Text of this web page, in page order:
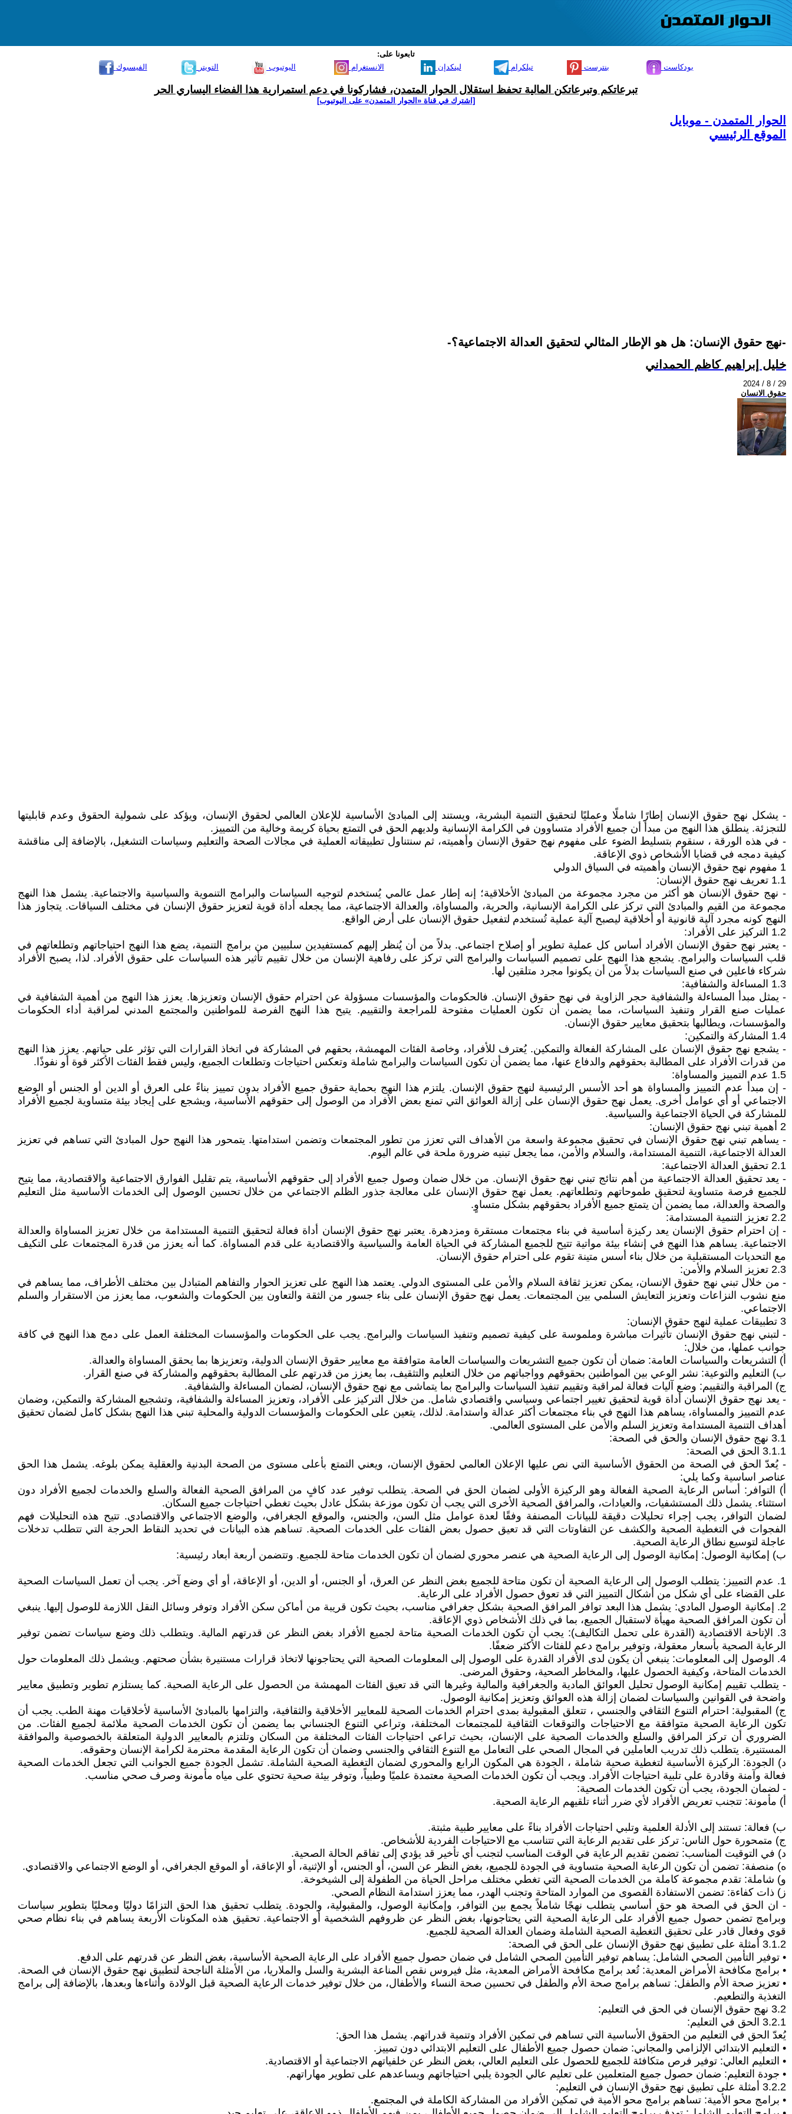
تابعونا على:
الفيسبوك
التويتر اليوتيوب الانستغرام لينكدإن تيلكرام بنترست بودكاست
تبرعاتكم وتبرعاتكن المالية تحفظ استقلال الحوار المتمدن، فشاركونا في دعم استمرارية هذا الفضاء اليساري الحر
[اشترك في قناة ‫«الحوار المتمدن» على اليوتيوب]
الحوار المتمدن - موبايل
الموقع الرئيسي
-نهج حقوق الإنسان: هل هو الإطار المثالي لتحقيق العدالة الاجتماعية؟-
خليل إبراهيم كاظم الحمداني
2024 / 8 / 29
حقوق الانسان
- يشكل نهج حقوق الإنسان إطارًا شاملًا وعمليًا لتحقيق التنمية البشرية، ويستند إلى المبادئ الأساسية للإعلان العالمي لحقوق الإنسان، ويؤكد على شمولية الحقوق وعدم قابليتها
للتجزئة. ينطلق هذا النهج من مبدأ أن جميع الأفراد متساوون في الكرامة الإنسانية ولديهم الحق في التمتع بحياة كريمة وخالية من التمييز.
- في هذه الورقة ، سنقوم بتسليط الضوء على مفهوم نهج حقوق الإنسان وأهميته، ثم سنتناول تطبيقاته العملية في مجالات الصحة والتعليم وسياسات التشغيل، بالإضافة إلى مناقشة
كيفية دمجه في قضايا الأشخاص ذوي الإعاقة.
1 مفهوم نهج حقوق الإنسان وأهميته في السياق الدولي
1.1 تعريف نهج حقوق الإنسان:
- نهج حقوق الإنسان هو أكثر من مجرد مجموعة من المبادئ الأخلاقية؛ إنه إطار عمل عالمي يُستخدم لتوجيه السياسات والبرامج التنموية والسياسية والاجتماعية. يشمل هذا النهج
مجموعة من القيم والمبادئ التي تركز على الكرامة الإنسانية، والحرية، والمساواة، والعدالة الاجتماعية، مما يجعله أداة قوية لتعزيز حقوق الإنسان في مختلف السياقات. يتجاوز هذا
النهج كونه مجرد آلية قانونية أو أخلاقية ليصبح آلية عملية تُستخدم لتفعيل حقوق الإنسان على أرض الواقع.
1.2 التركيز على الأفراد:
- يعتبر نهج حقوق الإنسان الأفراد أساس كل عملية تطوير أو إصلاح اجتماعي. بدلاً من أن يُنظر إليهم كمستفيدين سلبيين من برامج التنمية، يضع هذا النهج احتياجاتهم وتطلعاتهم في
قلب السياسات والبرامج. يشجع هذا النهج على تصميم السياسات والبرامج التي تركز على رفاهية الإنسان من خلال تقييم تأثير هذه السياسات على حقوق الأفراد. لذا، يصبح الأفراد
شركاء فاعلين في صنع السياسات بدلاً من أن يكونوا مجرد متلقين لها.
1.3 المساءلة والشفافية:
- يمثل مبدأ المساءلة والشفافية حجر الزاوية في نهج حقوق الإنسان. فالحكومات والمؤسسات مسؤولة عن احترام حقوق الإنسان وتعزيزها. يعزز هذا النهج من أهمية الشفافية في
عمليات صنع القرار وتنفيذ السياسات، مما يضمن أن تكون العمليات مفتوحة للمراجعة والتقييم. يتيح هذا النهج الفرصة للمواطنين والمجتمع المدني لمراقبة أداء الحكومات
والمؤسسات، ويطالبها بتحقيق معايير حقوق الإنسان.
1.4 المشاركة والتمكين:
- يشجع نهج حقوق الإنسان على المشاركة الفعالة والتمكين. يُعترف للأفراد، وخاصة الفئات المهمشة، بحقهم في المشاركة في اتخاذ القرارات التي تؤثر على حياتهم. يعزز هذا النهج
من قدرات الأفراد على المطالبة بحقوقهم والدفاع عنها، مما يضمن أن تكون السياسات والبرامج شاملة وتعكس احتياجات وتطلعات الجميع، وليس فقط الفئات الأكثر قوة أو نفوذًا.
1.5 عدم التمييز والمساواة:
- إن مبدأ عدم التمييز والمساواة هو أحد الأسس الرئيسية لنهج حقوق الإنسان. يلتزم هذا النهج بحماية حقوق جميع الأفراد بدون تمييز بناءً على العرق أو الدين أو الجنس أو الوضع
الاجتماعي أو أي عوامل أخرى. يعمل نهج حقوق الإنسان على إزالة العوائق التي تمنع بعض الأفراد من الوصول إلى حقوقهم الأساسية، ويشجع على إيجاد بيئة متساوية لجميع الأفراد
للمشاركة في الحياة الاجتماعية والسياسية.
2 أهمية تبني نهج حقوق الإنسان:
- يساهم تبني نهج حقوق الإنسان في تحقيق مجموعة واسعة من الأهداف التي تعزز من تطور المجتمعات وتضمن استدامتها. يتمحور هذا النهج حول المبادئ التي تساهم في تعزيز
العدالة الاجتماعية، التنمية المستدامة، والسلام والأمن، مما يجعل تبنيه ضرورة ملحة في عالم اليوم.
2.1 تحقيق العدالة الاجتماعية:
- يعد تحقيق العدالة الاجتماعية من أهم نتائج تبني نهج حقوق الإنسان. من خلال ضمان وصول جميع الأفراد إلى حقوقهم الأساسية، يتم تقليل الفوارق الاجتماعية والاقتصادية، مما يتيح
للجميع فرصة متساوية لتحقيق طموحاتهم وتطلعاتهم. يعمل نهج حقوق الإنسان على معالجة جذور الظلم الاجتماعي من خلال تحسين الوصول إلى الخدمات الأساسية مثل التعليم
والصحة والعدالة، مما يضمن أن يتمتع جميع الأفراد بحقوقهم بشكل متساوٍ.
2.2 تعزيز التنمية المستدامة:
- إن احترام حقوق الإنسان يعد ركيزة أساسية في بناء مجتمعات مستقرة ومزدهرة. يعتبر نهج حقوق الإنسان أداة فعالة لتحقيق التنمية المستدامة من خلال تعزيز المساواة والعدالة
الاجتماعية. يساهم هذا النهج في إنشاء بيئة مواتية تتيح للجميع المشاركة في الحياة العامة والسياسية والاقتصادية على قدم المساواة. كما أنه يعزز من قدرة المجتمعات على التكيف
مع التحديات المستقبلية من خلال بناء أسس متينة تقوم على احترام حقوق الإنسان.
2.3 تعزيز السلام والأمن:
- من خلال تبني نهج حقوق الإنسان، يمكن تعزيز ثقافة السلام والأمن على المستوى الدولي. يعتمد هذا النهج على تعزيز الحوار والتفاهم المتبادل بين مختلف الأطراف، مما يساهم في
منع نشوب النزاعات وتعزيز التعايش السلمي بين المجتمعات. يعمل نهج حقوق الإنسان على بناء جسور من الثقة والتعاون بين الحكومات والشعوب، مما يعزز من الاستقرار والسلم
الاجتماعي.
3 تطبيقات عملية لنهج حقوق الإنسان:
- لتبني نهج حقوق الإنسان تأثيرات مباشرة وملموسة على كيفية تصميم وتنفيذ السياسات والبرامج. يجب على الحكومات والمؤسسات المختلفة العمل على دمج هذا النهج في كافة
جوانب عملها، من خلال:
‌أ) التشريعات والسياسات العامة: ضمان أن تكون جميع التشريعات والسياسات العامة متوافقة مع معايير حقوق الإنسان الدولية، وتعزيزها بما يحقق المساواة والعدالة.
‌ب) التعليم والتوعية: نشر الوعي بين المواطنين بحقوقهم وواجباتهم من خلال التعليم والتثقيف، بما يعزز من قدرتهم على المطالبة بحقوقهم والمشاركة في صنع القرار.
‌ج) المراقبة والتقييم: وضع آليات فعالة لمراقبة وتقييم تنفيذ السياسات والبرامج بما يتماشى مع نهج حقوق الإنسان، لضمان المساءلة والشفافية.
- يعد نهج حقوق الإنسان أداة قوية لتحقيق تغيير اجتماعي وسياسي واقتصادي شامل. من خلال التركيز على الأفراد، وتعزيز المساءلة والشفافية، وتشجيع المشاركة والتمكين، وضمان
عدم التمييز والمساواة، يساهم هذا النهج في بناء مجتمعات أكثر عدالة واستدامة. لذلك، يتعين على الحكومات والمؤسسات الدولية والمحلية تبني هذا النهج بشكل كامل لضمان تحقيق
أهداف التنمية المستدامة وتعزيز السلم والأمن على المستوى العالمي.
3.1 نهج حقوق الإنسان والحق في الصحة:
3.1.1 الحق في الصحة:
- يُعدّ الحق في الصحة من الحقوق الأساسية التي نص عليها الإعلان العالمي لحقوق الإنسان، ويعني التمتع بأعلى مستوى من الصحة البدنية والعقلية يمكن بلوغه. يشمل هذا الحق
عناصر اساسية وكما يلي:
‌أ) التوافر: أساس الرعاية الصحية الفعالة وهو الركيزة الأولى لضمان الحق في الصحة. يتطلب توفير عدد كافٍ من المرافق الصحية الفعالة والسلع والخدمات لجميع الأفراد دون
استثناء. يشمل ذلك المستشفيات، والعيادات، والمرافق الصحية الأخرى التي يجب أن تكون موزعة بشكل عادل بحيث تغطي احتياجات جميع السكان.
لضمان التوافر، يجب إجراء تحليلات دقيقة للبيانات المصنفة وفقًا لعدة عوامل مثل السن، والجنس، والموقع الجغرافي، والوضع الاجتماعي والاقتصادي. تتيح هذه التحليلات فهم
الفجوات في التغطية الصحية والكشف عن التفاوتات التي قد تعيق حصول بعض الفئات على الخدمات الصحية. تساهم هذه البيانات في تحديد النقاط الحرجة التي تتطلب تدخلات
عاجلة لتوسيع نطاق الرعاية الصحية.
‌ب) إمكانية الوصول: إمكانية الوصول إلى الرعاية الصحية هي عنصر محوري لضمان أن تكون الخدمات متاحة للجميع. وتتضمن أربعة أبعاد رئيسية:
1. عدم التمييز: يتطلب الوصول إلى الرعاية الصحية أن تكون متاحة للجميع بغض النظر عن العرق، أو الجنس، أو الدين، أو الإعاقة، أو أي وضع آخر. يجب أن تعمل السياسات الصحية
على القضاء على أي شكل من أشكال التمييز التي قد تعوق حصول الأفراد على الرعاية.
2. إمكانية الوصول المادي: يشمل هذا البعد توافر المرافق الصحية بشكل جغرافي مناسب، بحيث تكون قريبة من أماكن سكن الأفراد وتوفر وسائل النقل اللازمة للوصول إليها. ينبغي
أن تكون المرافق الصحية مهيأة لاستقبال الجميع، بما في ذلك الأشخاص ذوي الإعاقة.
3. الإتاحة الاقتصادية (القدرة على تحمل التكاليف): يجب أن تكون الخدمات الصحية متاحة لجميع الأفراد بغض النظر عن قدرتهم المالية. ويتطلب ذلك وضع سياسات تضمن توفير
الرعاية الصحية بأسعار معقولة، وتوفير برامج دعم للفئات الأكثر ضعفًا.
4. الوصول إلى المعلومات: ينبغي أن يكون لدى الأفراد القدرة على الوصول إلى المعلومات الصحية التي يحتاجونها لاتخاذ قرارات مستنيرة بشأن صحتهم. ويشمل ذلك المعلومات حول
الخدمات المتاحة، وكيفية الحصول عليها، والمخاطر الصحية، وحقوق المرضى.
- يتطلب تقييم إمكانية الوصول تحليل العوائق المادية والجغرافية والمالية وغيرها التي قد تعيق الفئات المهمشة من الحصول على الرعاية الصحية. كما يستلزم تطوير وتطبيق معايير
واضحة في القوانين والسياسات لضمان إزالة هذه العوائق وتعزيز إمكانية الوصول.
‌ج) المقبولية: احترام التنوع الثقافي والجنسي ، تتعلق المقبولية بمدى احترام الخدمات الصحية للمعايير الأخلاقية والثقافية، والتزامها بالمبادئ الأساسية لأخلاقيات مهنة الطب. يجب أن
تكون الرعاية الصحية متوافقة مع الاحتياجات والتوقعات الثقافية للمجتمعات المختلفة، وتراعي التنوع الجنساني بما يضمن أن تكون الخدمات الصحية ملائمة لجميع الفئات. من
الضروري أن تركز المرافق والسلع والخدمات الصحية على الإنسان، بحيث تراعي احتياجات الفئات المختلفة من السكان وتلتزم بالمعايير الدولية المتعلقة بالخصوصية والموافقة
المستنيرة. يتطلب ذلك تدريب العاملين في المجال الصحي على التعامل مع التنوع الثقافي والجنسي وضمان أن تكون الرعاية المقدمة محترمة لكرامة الإنسان وحقوقه.
‌د) الجودة: الركيزة الأساسية لتغطية صحية شاملة ، الجودة هي المكون الرابع والمحوري لضمان التغطية الصحية الشاملة. تشمل الجودة جميع الجوانب التي تجعل الخدمات الصحية
فعالة وآمنة وقادرة على تلبية احتياجات الأفراد. ويجب أن تكون الخدمات الصحية معتمدة علميًا وطبياً، وتوفر بيئة صحية تحتوي على مياه مأمونة وصرف صحي مناسب.
- لضمان الجودة، يجب أن تكون الخدمات الصحية:
‌أ) مأمونة: تتجنب تعريض الأفراد لأي ضرر أثناء تلقيهم الرعاية الصحية.
‌ب) فعالة: تستند إلى الأدلة العلمية وتلبي احتياجات الأفراد بناءً على معايير طبية مثبتة.
‌ج) متمحورة حول الناس: تركز على تقديم الرعاية التي تتناسب مع الاحتياجات الفردية للأشخاص.
‌د) في التوقيت المناسب: تضمن تقديم الرعاية في الوقت المناسب لتجنب أي تأخير قد يؤدي إلى تفاقم الحالة الصحية.
‌ه) منصفة: تضمن أن تكون الرعاية الصحية متساوية في الجودة للجميع، بغض النظر عن السن، أو الجنس، أو الإثنية، أو الإعاقة، أو الموقع الجغرافي، أو الوضع الاجتماعي والاقتصادي.
‌و) شاملة: تقدم مجموعة كاملة من الخدمات الصحية التي تغطي مختلف مراحل الحياة من الطفولة إلى الشيخوخة.
‌ز) ذات كفاءة: تضمن الاستفادة القصوى من الموارد المتاحة وتجنب الهدر، مما يعزز استدامة النظام الصحي.
- ان الحق في الصحة هو حق أساسي يتطلب نهجًا شاملاً يجمع بين التوافر، وإمكانية الوصول، والمقبولية، والجودة. يتطلب تحقيق هذا الحق التزامًا دوليًا ومحليًا بتطوير سياسات
وبرامج تضمن حصول جميع الأفراد على الرعاية الصحية التي يحتاجونها، بغض النظر عن ظروفهم الشخصية أو الاجتماعية. تحقيق هذه المكونات الأربعة يساهم في بناء نظام صحي
قوي وفعال قادر على تحقيق التغطية الصحية الشاملة وضمان العدالة الصحية للجميع.
3.1.2 أمثلة على تطبيق نهج حقوق الإنسان على الحق في الصحة:
• توفير التأمين الصحي الشامل: يساهم توفير التأمين الصحي الشامل في ضمان حصول جميع الأفراد على الرعاية الصحية الأساسية، بغض النظر عن قدرتهم على الدفع.
• برامج مكافحة الأمراض المعدية: تُعد برامج مكافحة الأمراض المعدية، مثل فيروس نقص المناعة البشرية والسل والملاريا، من الأمثلة الناجحة لتطبيق نهج حقوق الإنسان في الصحة.
• تعزيز صحة الأم والطفل: تساهم برامج صحة الأم والطفل في تحسين صحة النساء والأطفال، من خلال توفير خدمات الرعاية الصحية قبل الولادة وأثناءها وبعدها، بالإضافة إلى برامج
التغذية والتطعيم.
3.2 نهج حقوق الإنسان في الحق في التعليم:
3.2.1 الحق في التعليم:
يُعدّ الحق في التعليم من الحقوق الأساسية التي تساهم في تمكين الأفراد وتنمية قدراتهم. يشمل هذا الحق:
• التعليم الابتدائي الإلزامي والمجاني: ضمان حصول جميع الأطفال على التعليم الابتدائي دون تمييز.
• التعليم العالي: توفير فرص متكافئة للجميع للحصول على التعليم العالي، بغض النظر عن خلفياتهم الاجتماعية أو الاقتصادية.
• جودة التعليم: ضمان حصول جميع المتعلمين على تعليم عالي الجودة يلبي احتياجاتهم ويساعدهم على تطوير مهاراتهم.
3.2.2 أمثلة على تطبيق نهج حقوق الإنسان في التعليم:
• برامج محو الأمية: تساهم برامج محو الأمية في تمكين الأفراد من المشاركة الكاملة في المجتمع.